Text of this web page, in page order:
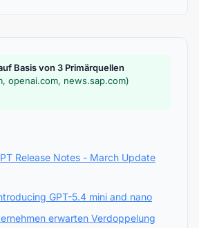
Basis von 3 Primärquellen
openai.com, news.sap.com)
Release Notes - March Update
GPT-5.4 mini and nano
erwarten Verdoppelung